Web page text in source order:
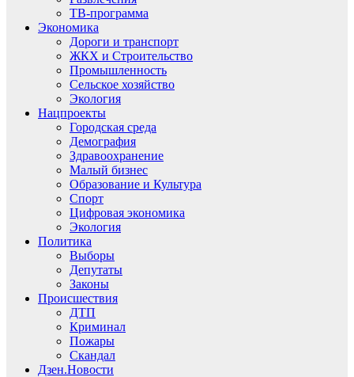
ТВ-программа
Экономика
Дороги и транспорт
ЖКХ и Строительство
Промышленность
Сельское хозяйство
Экология
Нацпроекты
Городская среда
Демография
Здравоохранение
Малый бизнес
Образование и Культура
Спорт
Цифровая экономика
Экология
Политика
Выборы
Депутаты
Законы
Происшествия
ДТП
Криминал
Пожары
Скандал
Дзен.Новости